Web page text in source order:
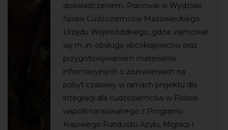
doświadczeniem. Pracował w Wydziale
Spraw Cudzoziemców Mazowieckiego
Urzędu Wojewódzkiego, gdzie zajmował
się m. in. obsługą obcokrajowców oraz
przygotowywaniem materiałów
informacyjnych o zezwoleniach na
pobyt czasowy w ramach projektu dla
integracji dla cudzoziemców w Polsce
współfinansowanego z Programu
Krajowego Funduszu Azylu, Migracji i